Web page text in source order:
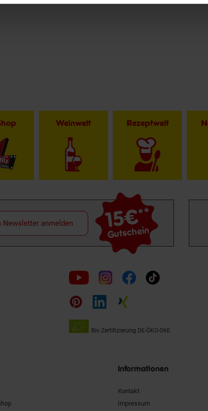
Weinwelt Rezeptwelt
15€**
Gutschein
Newsletter anmelden
Folge
uns
auf
Bio Zertifizierung DE-ÖKO-060
Informationen
Kontakt
Impressum